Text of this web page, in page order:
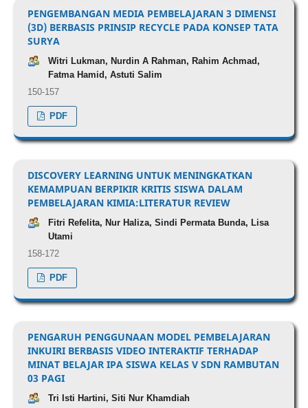
PENGEMBANGAN MEDIA PEMBELAJARAN 3 DIMENSI
(3D) BERBASIS PRINSIP RECYCLE PADA KONSEP TATA
SURYA
Witri Lukman, Nurdin A Rahman, Rahim Achmad,
Fatma Hamid, Astuti Salim
150-157
PDF
DISCOVERY LEARNING UNTUK MENINGKATKAN
KEMAMPUAN BERPIKIR KRITIS SISWA DALAM
PEMBELAJARAN KIMIA:LITERATUR REVIEW
Fitri Refelita, Nur Haliza, Sindi Permata Bunda, Lisa
Utami
158-172
PDF
PENGARUH PENGGUNAAN MODEL PEMBELAJARAN
INKUIRI BERBASIS VIDEO INTERAKTIF TERHADAP
MINAT BELAJAR IPA SISWA KELAS V SDN RAMBUTAN
03 PAGI
Tri Isti Hartini, Siti Nur Khamdiah